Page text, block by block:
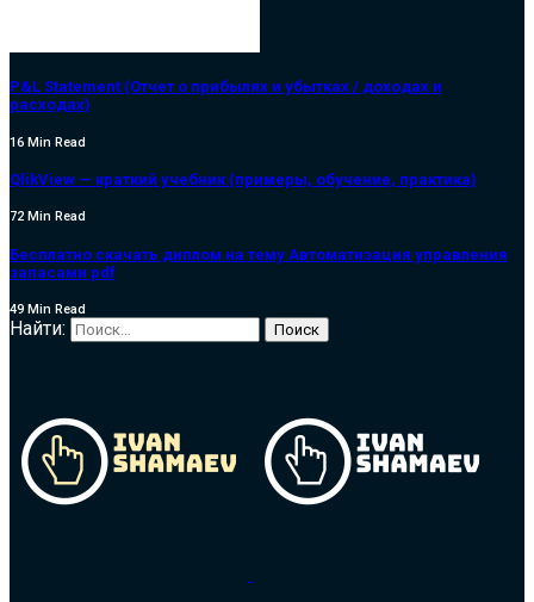
P&L Statement (Отчет о прибылях и убытках / доходах и
расходах)
16 Min Read
QlikView — краткий учебник (примеры, обучение, практика)
72 Min Read
Бесплатно скачать диплом на тему Автоматизация управления
запасами pdf
49 Min Read
Найти: